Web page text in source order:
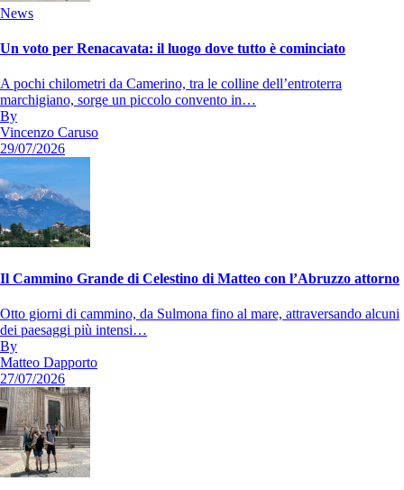
News
Un voto per Renacavata: il luogo dove tutto è cominciato
A pochi chilometri da Camerino, tra le colline dell’entroterra
marchigiano, sorge un piccolo convento in…
By
Vincenzo Caruso
29/07/2026
Il Cammino Grande di Celestino di Matteo con l’Abruzzo attorno
Otto giorni di cammino, da Sulmona fino al mare, attraversando alcuni
dei paesaggi più intensi…
By
Matteo Dapporto
27/07/2026